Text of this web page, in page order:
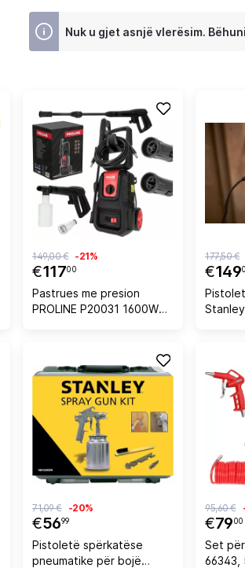
Nuk u gjet asnjë vlerësim.
€11700
149,00 € -21%
Pastrues me presion
PROLINE P20031 1600W
€149
177,50 €
€5699
71,09 € -20%
Pistoletë spërkatëse
pneumatike për bojë
€7900
95,60 €
Set për
66343,